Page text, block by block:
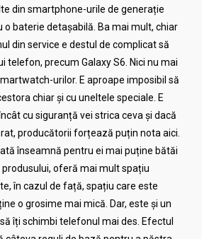
din smartphone-urile de generație
o baterie detașabilă. Ba mai mult, chiar
din service e destul de complicat să
telefon, precum Galaxy S6. Nici nu mai
urilor. E aproape imposibil să
chiar și cu uneltele speciale. E
cu siguranță vei strica ceva și dacă
producătorii forțează puțin nota aici.
înseamnă pentru ei mai puține bătăi
produsului, oferă mai mult spațiu
în cazul de față, spațiu care este
o grosime mai mică. Dar, este și un
îți schimbi telefonul mai des. Efectul